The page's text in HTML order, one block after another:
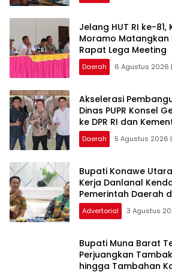
‎Jelang HUT RI ke-
Moramo Matangkan
Rapat Lega Meeting
Daerah 6 Agustus 2026 |
Akselerasi
Dinas PUPR Konsel
ke DPR RI dan
Daerah 5 Agustus 2026 |
Bupati Konawe
Kerja Danlanal
Pemerintah Daerah
Advertorial 3 Agustus
‎Bupati Muna Barat
Perjuangkan
hingga Tambahan